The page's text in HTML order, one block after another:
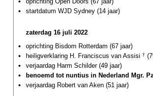
startdatum WJD Sydney (14 jaar)
zaterdag 16 juli 2022
oprichting Bisdom Rotterdam (67 jaar)
heiligverklaring H. Franciscus van Assisi †
verjaardag Harm Schilder (49 jaar)
benoemd tot nuntius in Nederland Mgr.
verjaardag Robert van Aken (51 jaar)